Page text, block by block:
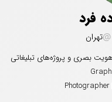
فرد
تهران